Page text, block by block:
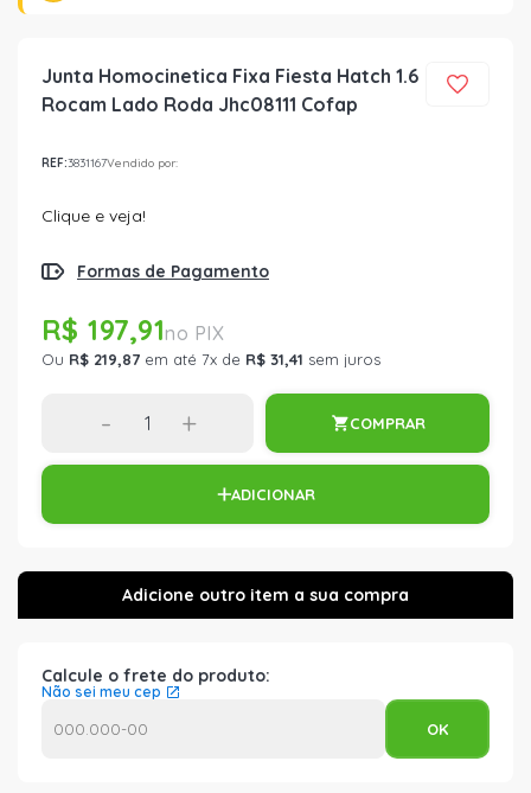
Junta Homocinetica Fixa Fiesta Hatch 1.6
Rocam Lado Roda Jhc08111 Cofap
REF:3831167Vendido por:
Clique e veja!
Formas de Pagamento
R$ 197,91
Ou R$ 219,87 em até 7x de R$ 31,41 sem juros
- + COMPRAR
ADICIONAR
Calcule o frete do produto:
Não sei meu cep